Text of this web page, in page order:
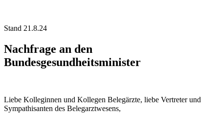
Stand 21.8.24
Nachfrage an den
Bundesgesundheitsminister
Liebe Kolleginnen und Kollegen Belegärzte, liebe Vertreter und
Sympathisanten des Belegarztwesens,